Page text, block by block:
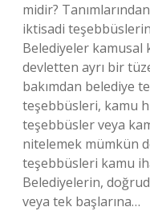
midir?
iktisadi
Belediyeler
devletten ayrı bir
bakımdan belediye
teşebbüsleri, kamu
teşebbüsler veya
nitelemek mümkün
teşebbüsleri kamu
Belediyelerin,
veya tek başlarına…